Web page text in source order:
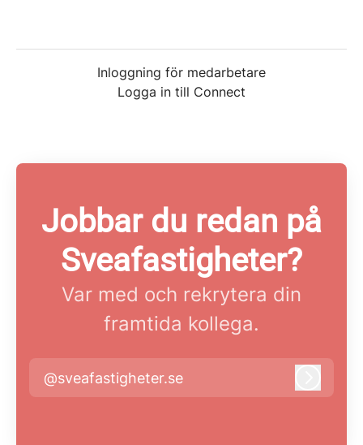
Inloggning för medarbetare
Logga in till Connect
Jobbar du redan på
Sveafastigheter?
Var med och rekrytera din
framtida kollega.
@sveafastigheter.se